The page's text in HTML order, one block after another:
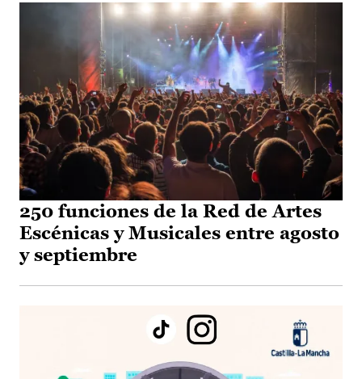
250 funciones de la Red de Artes
Escénicas y Musicales entre agosto
y septiembre